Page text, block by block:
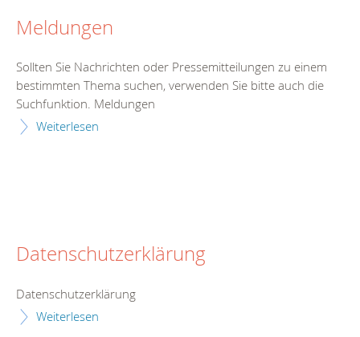
Meldungen
Sollten Sie Nachrichten oder Pressemitteilungen zu einem
bestimmten Thema suchen, verwenden Sie bitte auch die
Suchfunktion. Meldungen
Weiterlesen
Datenschutzerklärung
Datenschutzerklärung
Weiterlesen